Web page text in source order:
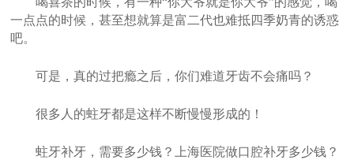
一点点的时候，甚至想就算是富二代也难抵四季奶青的诱惑
吧。
可是，真的过把瘾之后，你们难道牙齿不会痛吗？
很多人的蛀牙都是这样不断慢慢形成的！
蛀牙补牙，需要多少钱？上海医院做口腔补牙多少钱？